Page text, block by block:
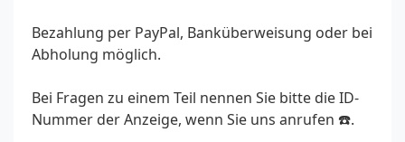
Bezahlung per PayPal, Banküberweisung oder bei
Abholung möglich.
Bei Fragen zu einem Teil nennen Sie bitte die ID-
Nummer der Anzeige, wenn Sie uns anrufen ☎️.